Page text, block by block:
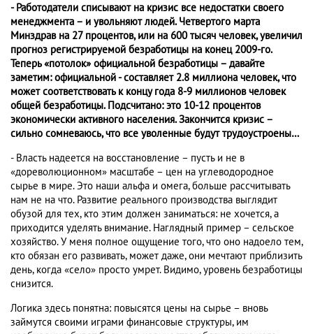
- Работодатели списывают на кризис все недостатки своего
менеджмента – и увольняют людей. Четвертого марта
Минздрав на 27 процентов, или на 600 тысяч человек, увеличил
прогноз регистрируемой безработицы на конец 2009-го.
Теперь «потолок» официальной безработицы – давайте
заметим: официальной - составляет 2.8 миллиона человек, что
может соответствовать к концу года 8-9 миллионов человек
общей безработицы. Подсчитано: это 10-12 процентов
экономически активного населения. Закончится кризис –
сильно сомневаюсь, что все уволенные будут трудоустроены…
- Власть надеется на восстановление – пусть и не в
«дореволюционном» масштабе – цен на углеводородное
сырье в мире. Это наши альфа и омега, больше рассчитывать
нам не на что. Развитие реального производства выглядит
обузой для тех, кто этим должен заниматься: не хочется, а
приходится уделять внимание. Наглядный пример – сельское
хозяйство. У меня полное ощущение того, что оно надоело тем,
кто обязан его развивать, может даже, они мечтают приблизить
день, когда «село» просто умрет. Видимо, уровень безработицы
снизится.
Логика здесь понятна: повысятся цены на сырье – вновь
займутся своими играми финансовые структуры, им